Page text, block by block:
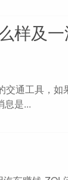
样及
交通工具，如
息是...